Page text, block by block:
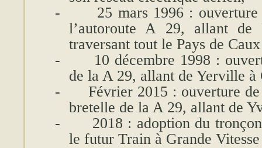
-
25 mars 1996 :
l’autoroute A 29, allant de
traversant tout le Pays de
-
10 décembre 1998 :
de la A 29, allant de Yerville à
-
Février 2015 : ouverture
bretelle de la A 29, allant de
-
2018 : adoption du
le futur Train à Grande